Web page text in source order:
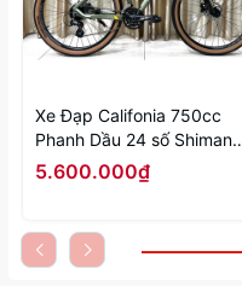
Xe Đạp Califonia 750cc
Phanh Dầu 24 số Shimano
Trục rỗng
5.600.000₫